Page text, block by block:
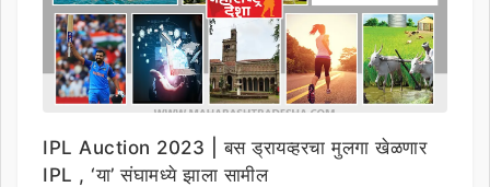
IPL Auction 2023 | बस ड्रायव्हरचा मुलगा खेळणार
IPL , ‘या’ संघामध्ये झाला सामील